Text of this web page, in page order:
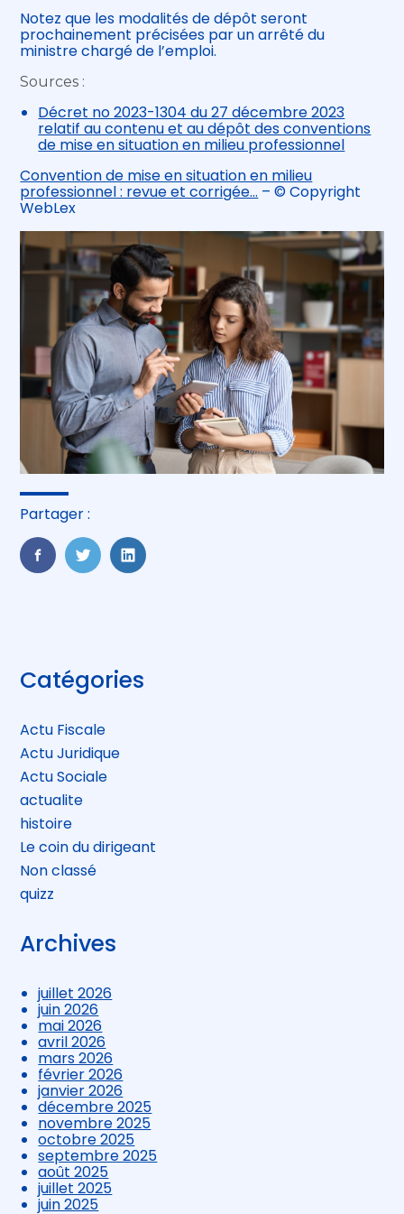
Notez que les modalités de dépôt seront
prochainement précisées par un arrêté du
ministre chargé de l’emploi.
Sources :
Décret no 2023-1304 du 27 décembre 2023
relatif au contenu et au dépôt des conventions
de mise en situation en milieu professionnel
Convention de mise en situation en milieu
professionnel : revue et corrigée… – © Copyright
WebLex
Partager :
FaceBook
TwitterLinkedIn
Blog
sidebar
Catégories
Actu Fiscale
Actu Juridique
Actu Sociale
actualite
histoire
Le coin du dirigeant
Non classé
quizz
Archives
juillet 2026
juin 2026
mai 2026
avril 2026
mars 2026
février 2026
janvier 2026
décembre 2025
novembre 2025
octobre 2025
septembre 2025
août 2025
juillet 2025
juin 2025